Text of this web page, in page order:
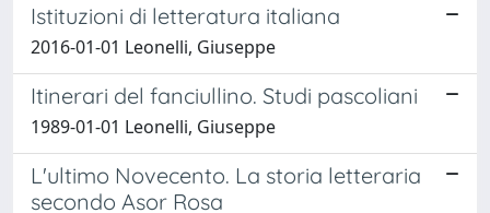
Istituzioni di letteratura italiana
2016-01-01 Leonelli, Giuseppe
Itinerari del fanciullino. Studi pascoliani
1989-01-01 Leonelli, Giuseppe
L'ultimo Novecento. La storia letteraria
secondo Asor Rosa